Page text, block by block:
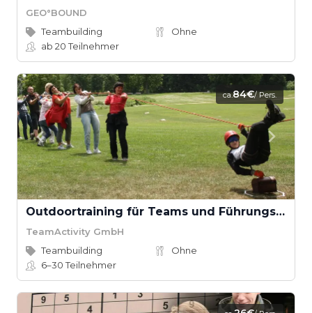
GEO°BOUND
Teambuilding
Ohne
ab 20Teilnehmer
ca.84€/ Pers.
Outdoortraining für Teams und Führungskräfte
TeamActivity GmbH
Teambuilding
Ohne
6–30Teilnehmer